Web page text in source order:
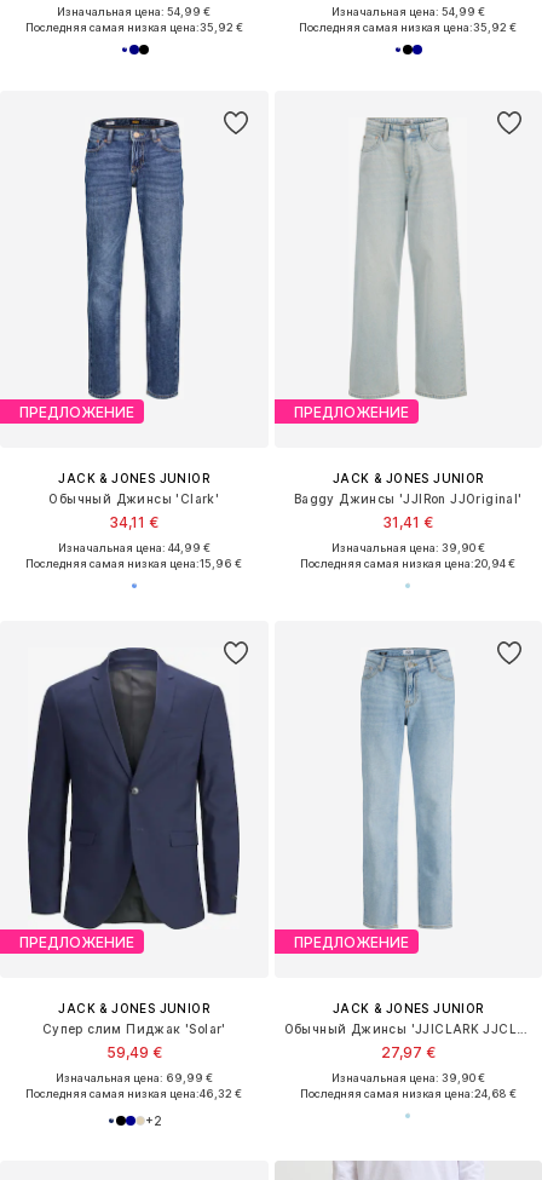
Изначальная цена: 54,99 €
Последняя самая низкая цена:35,92 €
Изначальная цена: 54,99 €
Последняя самая низкая цена:35,92 €
ПРЕДЛОЖЕНИЕ
JACK & JONES JUNIOR
Обычный Джинсы 'Clark'
34,11 €
Изначальная цена: 44,99 €
Последняя самая низкая цена:15,96 €
ПРЕДЛОЖЕНИЕ
JACK & JONES JUNIOR
Baggy Джинсы 'JJIRon JJOriginal'
31,41 €
Изначальная цена: 39,90 €
Последняя самая низкая цена:20,94 €
ПРЕДЛОЖЕНИЕ
JACK & JONES JUNIOR
Cупер слим Пиджак 'Solar'
59,49 €
Изначальная цена: 69,99 €
Последняя самая низкая цена:46,32 €
+2
ПРЕДЛОЖЕНИЕ
JACK & JONES JUNIOR
27,97 €
Изначальная цена: 39,90 €
Последняя самая низкая цена:24,68 €